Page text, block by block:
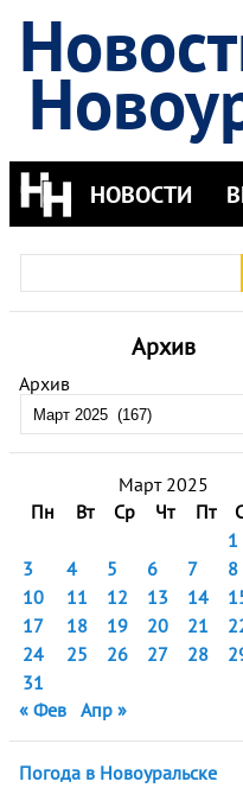
НОВОСТИ
Архив
Архив
Март 2025
Пн
Вт Ср Чт Пт
1
3
4 5 6 7 8
10
11 12 13 14
17
18 19 20 21
24
25 26 27 28
31
« Фев Апр »
Погода в Новоуральске